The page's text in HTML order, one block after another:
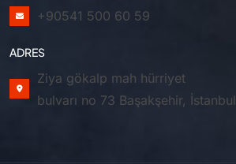
+90541 500 60 59
ADRES
Ziya gökalp mah hürriyet
bulvarı no 73 Başakşehir, İstanbul